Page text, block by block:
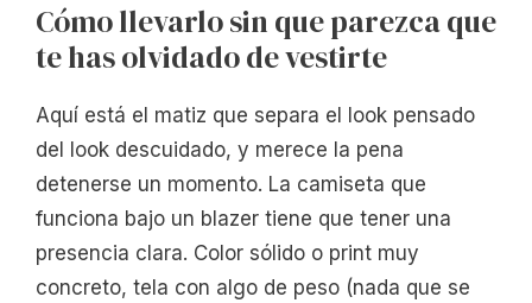
Cómo llevarlo sin que parezca que
te has olvidado de vestirte
Aquí está el matiz que separa el look pensado
del look descuidado, y merece la pena
detenerse un momento. La camiseta que
funciona bajo un blazer tiene que tener una
presencia clara. Color sólido o print muy
concreto, tela con algo de peso (nada que se